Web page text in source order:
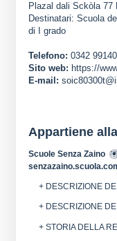
Plazal dali Sckòla 77
Destinatari: Scuola
di I grado
Telefono: 0342
Sito web: https://
E-mail:
Appartiene
Scuole Senza Zaino
+ DESCRIZIONE
+ DESCRIZIONE
+ STORIA DELLA